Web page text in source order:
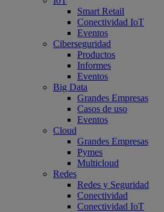
Smart Retail
Conectividad IoT
Eventos
Ciberseguridad
Productos
Informes
Eventos
Big Data
Grandes Empresas
Casos de uso
Eventos
Cloud
Grandes Empresas
Pymes
Multicloud
Redes
Redes y Seguridad
Conectividad
Conectividad IoT